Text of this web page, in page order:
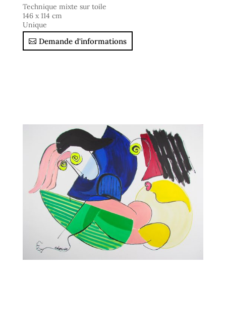
Technique mixte sur toile
146 x 114 cm
Unique
Demande d'informations